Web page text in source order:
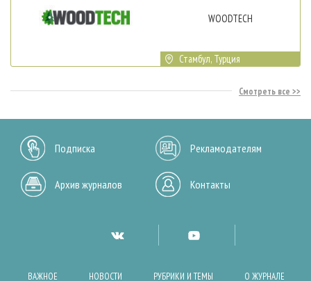
WOODTECH
Стамбул, Турция
Смотреть все
Подписка Рекламодателям
Архив журналов Контакты
ВАЖНОЕ НОВОСТИ РУБРИКИ И ТЕМЫ О ЖУРНАЛЕ